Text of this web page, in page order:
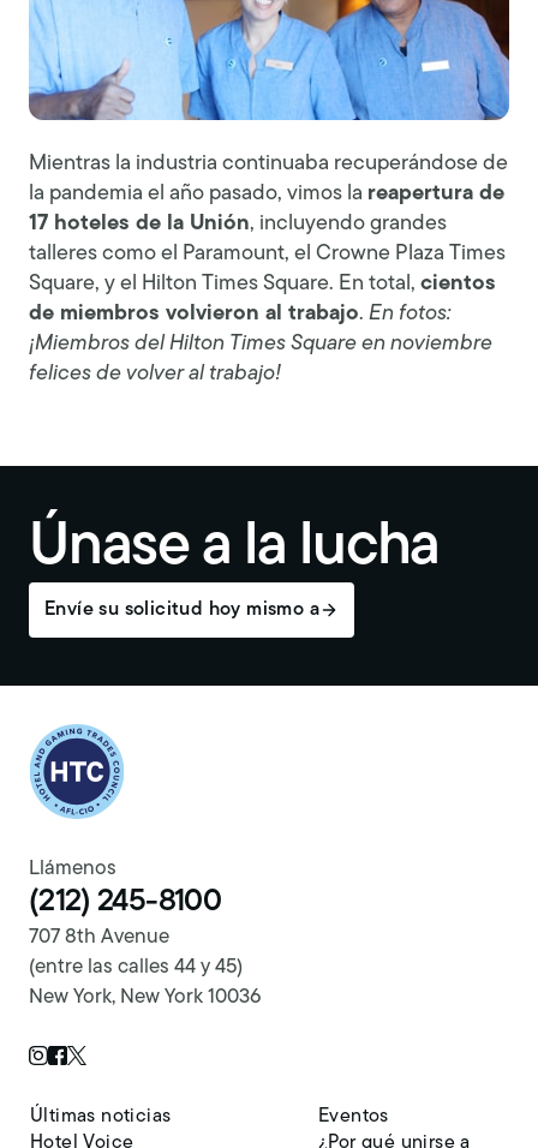
Mientras la industria continuaba recuperándose de
la pandemia el año pasado, vimos la reapertura de
17 hoteles de la Unión, incluyendo grandes
talleres como el Paramount, el Crowne Plaza Times
Square, y el Hilton Times Square. En total, cientos
de miembros volvieron al trabajo. En fotos:
¡Miembros del Hilton Times Square en noviembre
felices de volver al trabajo!
Únase a la lucha
Envíe su solicitud hoy mismo a
Return to homepage
Llámenos
(212) 245-8100
707 8th Avenue
(entre las calles 44 y 45)
New York, New York 10036
Instagram Page
Facebook Page
Twitter Page
Últimas noticias
Hotel Voice
Eventos
¿Por qué unirse a